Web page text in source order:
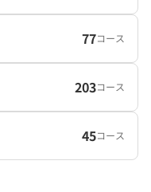
77コース
203コース
45コース